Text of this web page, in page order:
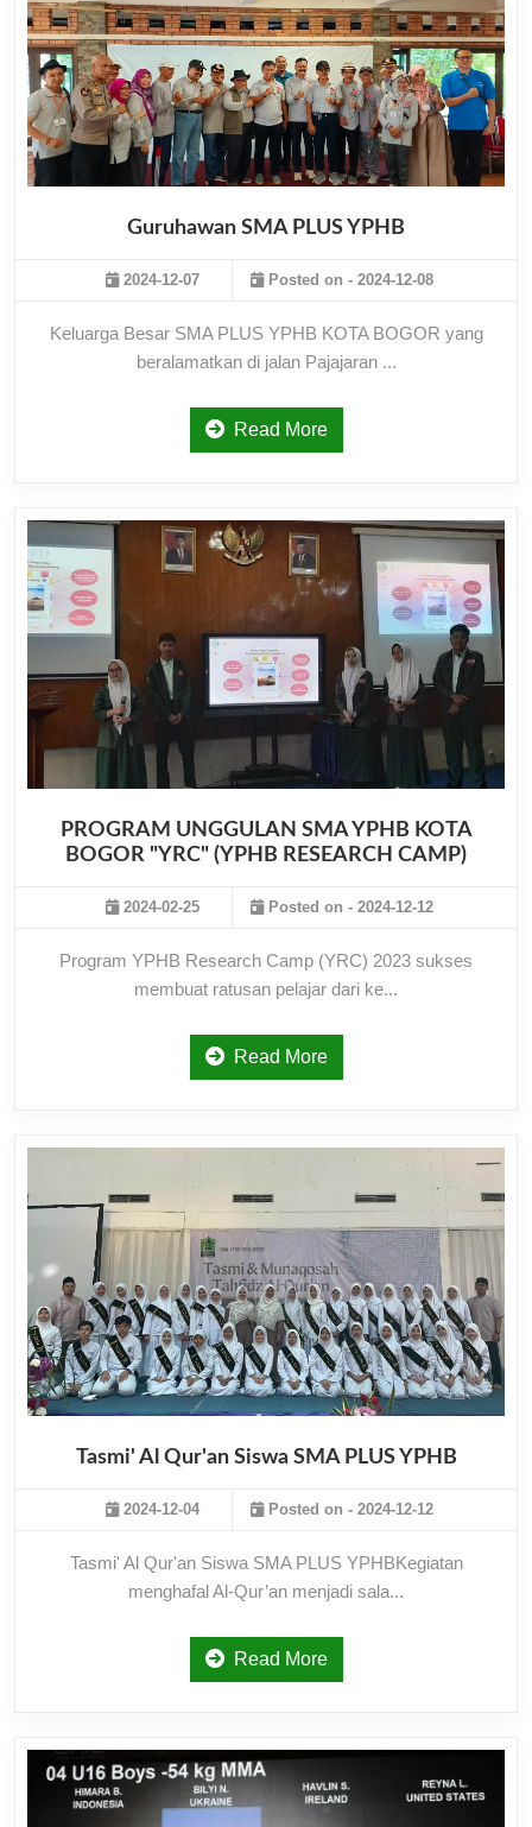
Guruhawan SMA PLUS YPHB
2024-12-07 Posted on - 2024-12-08
Keluarga Besar SMA PLUS YPHB KOTA BOGOR yang
beralamatkan di jalan Pajajaran ...
Read More
PROGRAM UNGGULAN SMA YPHB KOTA
BOGOR "YRC" (YPHB RESEARCH CAMP)
2024-02-25 Posted on - 2024-12-12
Program YPHB Research Camp (YRC) 2023 sukses
membuat ratusan pelajar dari ke...
Read More
Tasmi' Al Qur'an Siswa SMA PLUS YPHB
2024-12-04 Posted on - 2024-12-12
Tasmi' Al Qur'an Siswa SMA PLUS YPHBKegiatan
menghafal Al-Qur’an menjadi sala...
Read More